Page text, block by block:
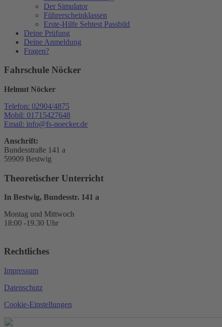
Der Simulator
Führerscheinklassen
Erste-Hilfe Sehtest Passbild
Deine Prüfung
Deine Anmeldung
Fragen?
Fahrschule Nöcker
Helmut Nöcker
Telefon: 02904/4875
Mobil: 01715427648
Email: info@fs-noecker.de
Anschrift:
Bundesstraße 141 a
59909 Bestwig
Theoretischer Unterricht
In Bestwig, Bundesstr. 141 a
Montag und Mittwoch
18:00 -19.30 Uhr
Rechtliches
Impressum
Datenschutz
Cookie-Einstellungen